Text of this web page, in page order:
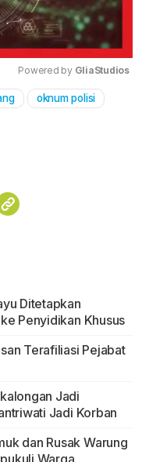
Mute
Powered by GliaStudios
oknum polisi
Ditetapkan
Penyidikan Khusus
Terafiliasi Pejabat
Jadi
Jadi Korban
dan Rusak Warung